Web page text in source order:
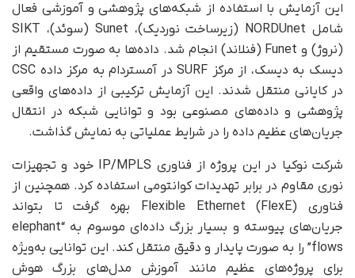
این آزمایش با استفاده از شبکه‌های پژوهشی و آموزشی فعال
شامل NORDUnet (زیرساخت نوردیک)، Sunet (سوئد)، SIKT
(نروژ) و Funet (فنلاند) انجام شد. داده‌ها به‌ صورت مستقیم از
دیسک به دیسک، از مرکز SURF در آمستردام به مرکز داده CSC
در کایانی منتقل شدند. این آزمایش ترکیبی از داده‌های واقعی
پژوهشی و داده‌های مصنوعی بود و توانایی شبکه در انتقال
جریان‌های عظیم داده را در شرایط عملیاتی به نمایش گذاشت.
شرکت نوکیا در این پروژه از فناوری IP/MPLS خود و تجهیزات
نوری مقاوم در برابر تهدیدات کوانتومی استفاده کرد. همچنین از
فناوری Flexible Ethernet (FlexE) بهره گرفت تا بتواند
جریان‌های پیوسته و بسیار بزرگ داده‌ای موسوم به “elephant
flows” را به‌ صورت پایدار و دقیق منتقل کند. این توانایی به‌ویژه
برای پروژه‌های عظیم مانند آموزش مدل‌های بزرگ هوش